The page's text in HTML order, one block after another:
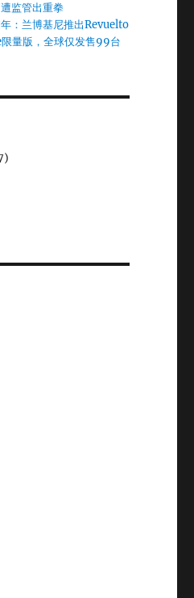
监管出重拳
：兰博基尼推出Revuelto
量版，全球仅发售99台